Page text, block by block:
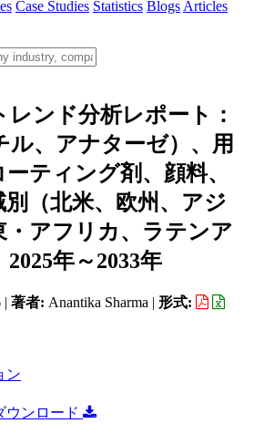
Case Studies Statistics Blogs Articles
ンド分析レポート：
ル、アナターゼ）、用
ティング剤、顔料、
（北米、欧州、アジ
・アフリカ、ラテンア
年～2033年
| 著者: Anantika Sharma | 形式:
ン
ウンロード